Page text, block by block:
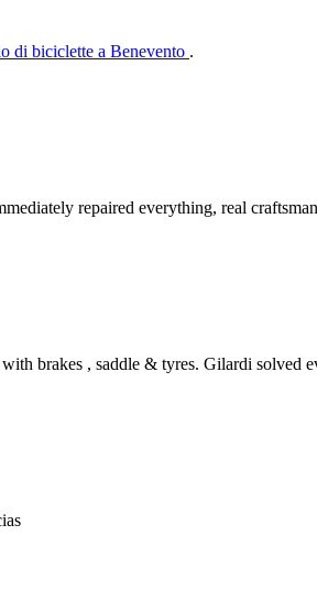
di biciclette a Benevento .
repaired everything, real
brakes , saddle & tyres. Gilardi